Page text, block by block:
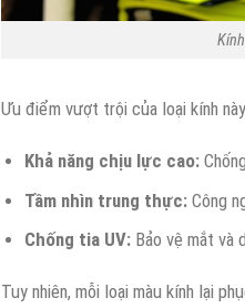
Ưu điểm vượt trội của loại kính
Khả năng chịu lực cao:
Tầm nhìn trung thực:Công
Chống tia UV:Bảo vệ mắt và
Tuy nhiên, mỗi loại màu kính lại